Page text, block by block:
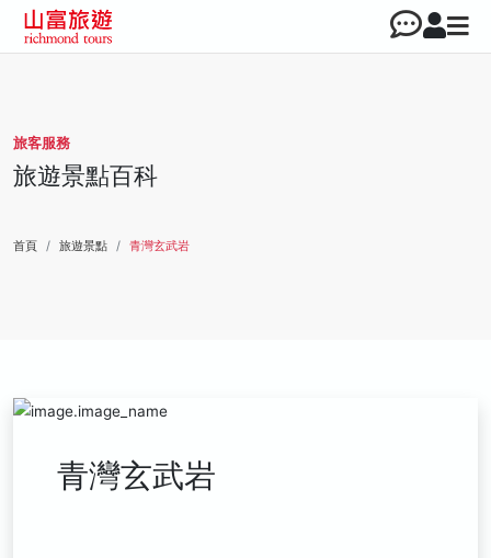
旅客服務
旅遊景點百科
首頁 旅遊景點 青灣玄武岩
青灣玄武岩